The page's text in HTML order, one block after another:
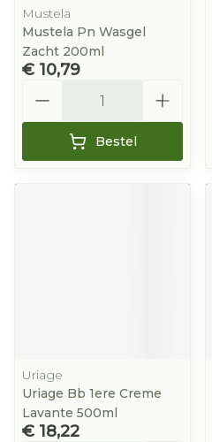
Mustela
Mustela Pn Wasgel
Zacht 200ml
€ 10,79
Bestel
Uriage
Uriage Bb 1ere Creme
Lavante 500ml
€ 18,22